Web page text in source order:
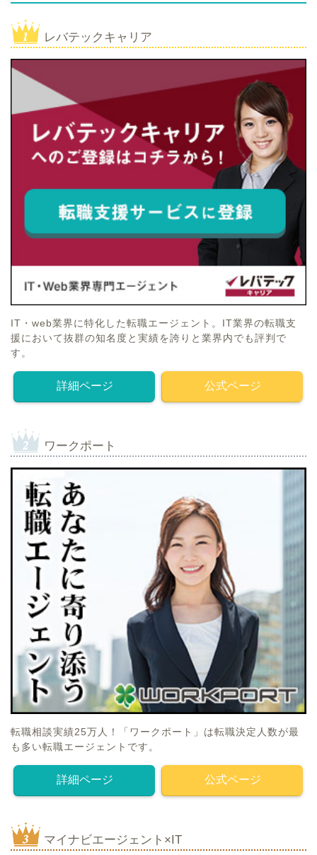
レバテックキャリア
IT・web業界に特化した転職エージェント。IT業界の転職支
援において抜群の知名度と実績を誇りと業界内でも評判で
す。
詳細ページ 公式ページ
ワークポート
転職相談実績25万人！「ワークポート」は転職決定人数が最
も多い転職エージェントです。
詳細ページ 公式ページ
マイナビエージェント×IT